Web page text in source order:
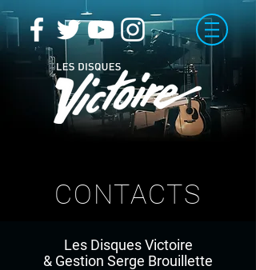
CONTACTS
Les Disques Victoire
& Gestion Serge Brouillette